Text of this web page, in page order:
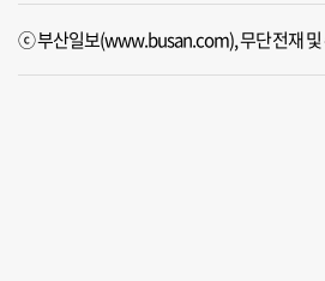
ⓒ 부산일보(www.busan.com), 무단전재 및